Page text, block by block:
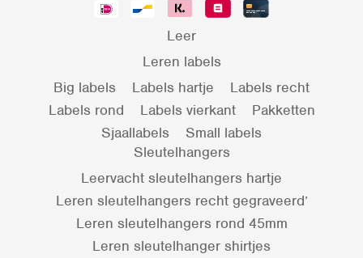
Leer
Leren labels
Big labels
Labels hartje
Labels recht
Labels rond
Labels vierkant
Pakketten
Sjaallabels
Small labels
Sleutelhangers
Leervacht sleutelhangers hartje
Leren sleutelhangers recht gegraveerd’
Leren sleutelhangers rond 45mm
Leren sleutelhanger shirtjes